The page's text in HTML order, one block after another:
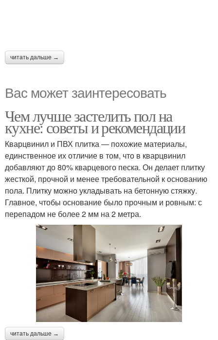
читать дальше →
Вас может заинтересовать
Чем лучше застелить пол на
кухне: советы и рекомендации
Кварцвинил и ПВХ плитка — похожие материалы,
единственное их отличие в том, что в кварцвинил
добавляют до 80% кварцевого песка. Он делает плитку
жесткой, прочной и менее требовательной к основанию
пола. Плитку можно укладывать на бетонную стяжку.
Главное, чтобы основание было прочным и ровным: с
перепадом не более 2 мм на 2 метра.
читать дальше →